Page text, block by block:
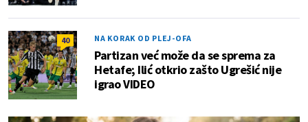
40 NA KORAK OD PLEJ-OFA
Partizan već može da se sprema za
Hetafe; Ilić otkrio zašto Ugrešić nije
igrao VIDEO